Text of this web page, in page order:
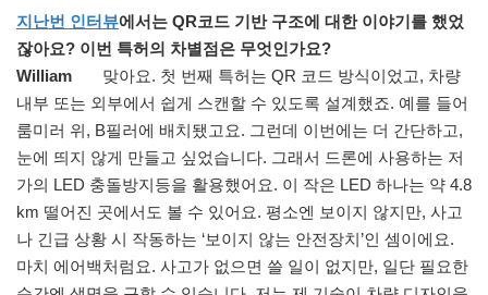
지난번 인터뷰에서는 QR코드 기반 구조에 대한 이야기를 했었
잖아요? 이번 특허의 차별점은 무엇인가요?
William 맞아요. 첫 번째 특허는 QR 코드 방식이었고, 차량
내부 또는 외부에서 쉽게 스캔할 수 있도록 설계했죠. 예를 들어
룸미러 위, B필러에 배치됐고요. 그런데 이번에는 더 간단하고,
눈에 띄지 않게 만들고 싶었습니다. 그래서 드론에 사용하는 저
가의 LED 충돌방지등을 활용했어요. 이 작은 LED 하나는 약 4.8
km 떨어진 곳에서도 볼 수 있어요. 평소엔 보이지 않지만, 사고
나 긴급 상황 시 작동하는 ‘보이지 않는 안전장치’인 셈이에요.
마치 에어백처럼요. 사고가 없으면 쓸 일이 없지만, 일단 필요한